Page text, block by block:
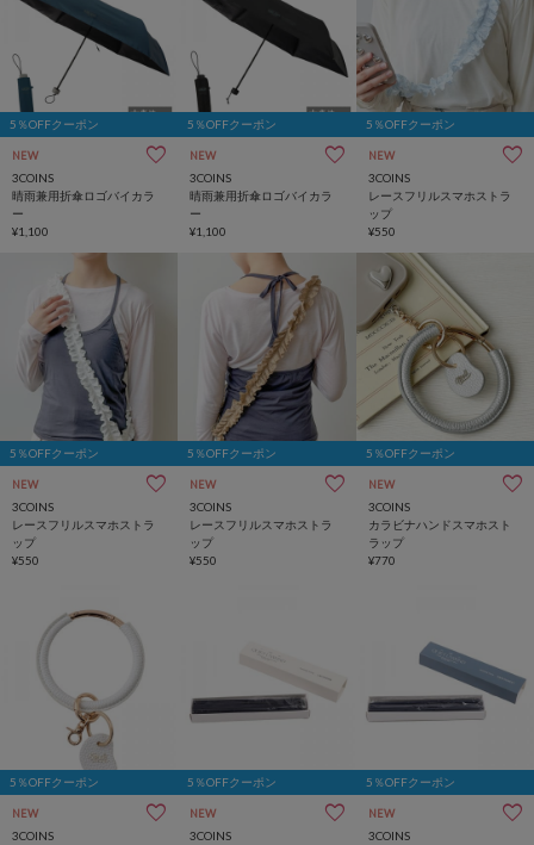
5％OFFクーポン
NEW
3COINS
晴雨兼用折傘ロゴバイカラ
ー
¥1,100
5％OFFクーポン
NEW
3COINS
晴雨兼用折傘ロゴバイカラ
ー
¥1,100
5％OFFクーポン
NEW
3COINS
レースフリルスマホストラ
ップ
¥550
5％OFFクーポン
NEW
3COINS
レースフリルスマホストラ
ップ
¥550
5％OFFクーポン
NEW
3COINS
レースフリルスマホストラ
ップ
¥550
5％OFFクーポン
NEW
3COINS
カラビナハンドスマホスト
ラップ
¥770
5％OFFクーポン
NEW
3COINS
5％OFFクーポン
NEW
3COINS
5％OFFクーポン
NEW
3COINS